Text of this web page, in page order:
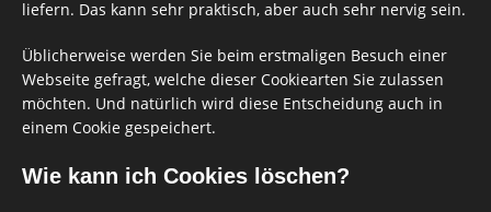
liefern. Das kann sehr praktisch, aber auch sehr nervig sein.
Üblicherweise werden Sie beim erstmaligen Besuch einer
Webseite gefragt, welche dieser Cookiearten Sie zulassen
möchten. Und natürlich wird diese Entscheidung auch in
einem Cookie gespeichert.
Wie kann ich Cookies löschen?